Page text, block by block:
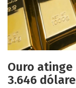
Ouro
3.646